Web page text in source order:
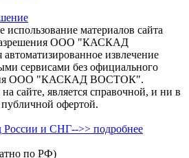
материалов сайта
ООО "КАСКАД
извлечение
сервисами без официального
ООО "КАСКАД ВОСТОК".
сайте, является справочной, и ни в
публичной офертой.
России и СНГ-->> подробнее
по РФ)